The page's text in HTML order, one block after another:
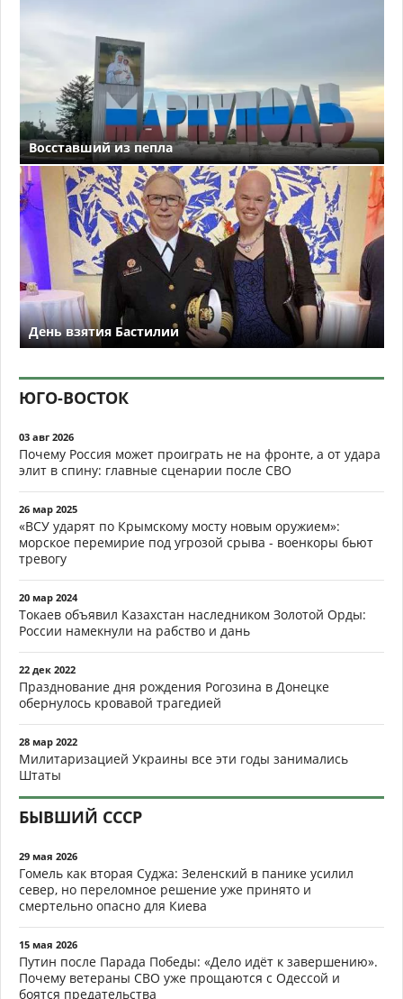
Восставший из пепла
День взятия Бастилии
ЮГО-ВОСТОК
03 авг 2026
Почему Россия может проиграть не на фронте, а от удара
элит в спину: главные сценарии после СВО
26 мар 2025
«ВСУ ударят по Крымскому мосту новым оружием»:
морское перемирие под угрозой срыва - военкоры бьют
тревогу
20 мар 2024
Токаев объявил Казахстан наследником Золотой Орды:
России намекнули на рабство и дань
22 дек 2022
Празднование дня рождения Рогозина в Донецке
обернулось кровавой трагедией
28 мар 2022
Милитаризацией Украины все эти годы занимались
Штаты
БЫВШИЙ СССР
29 мая 2026
Гомель как вторая Суджа: Зеленский в панике усилил
север, но переломное решение уже принято и
смертельно опасно для Киева
15 мая 2026
Путин после Парада Победы: «Дело идёт к завершению».
Почему ветераны СВО уже прощаются с Одессой и
боятся предательства